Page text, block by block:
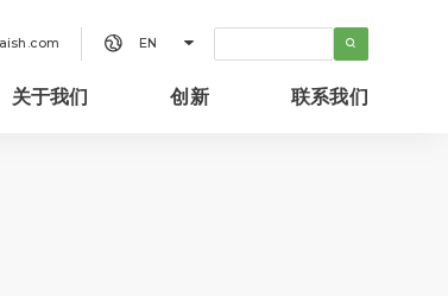
 EN 
关于我们 创新 联系我们